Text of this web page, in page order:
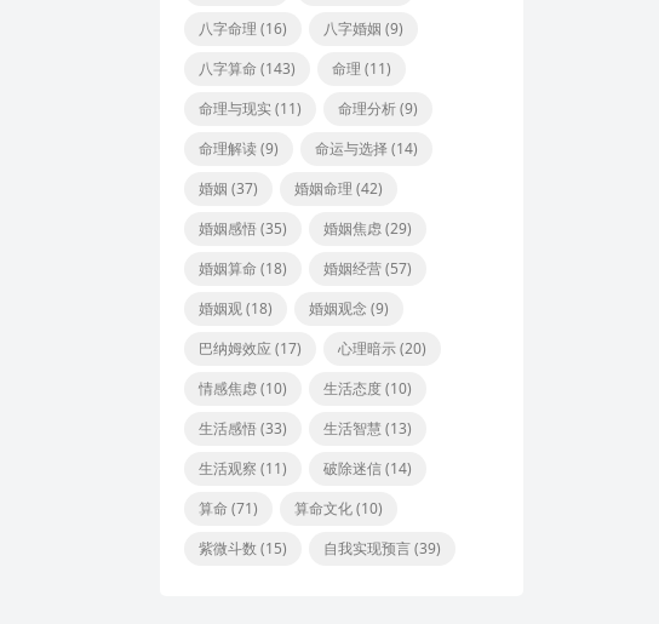
八字命理 (16) 八字婚姻 (9)
八字算命 (143) 命理 (11)
命理与现实(11) 命理分析(9)
命理解读(9) 命运与选择(14)
婚姻 (37) 婚姻命理 (42)
婚姻感悟(35) 婚姻焦虑(29)
婚姻算命 (18) 婚姻经营(57)
婚姻观(18) 婚姻观念 (9)
巴纳姆效应 (17) 心理暗示(20)
情感焦虑(10) 生活态度(10)
生活感悟(33) 生活智慧 (13)
生活观察 (11) 破除迷信(14)
算命 (71) 算命文化(10)
紫微斗数 (15) 自我实现预言(39)